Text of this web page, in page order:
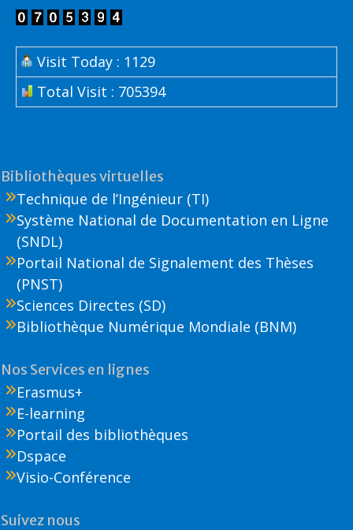
Visit Today : 1129
Total Visit : 705394
Bibliothèques virtuelles
Technique de l’Ingénieur (TI)
Système National de Documentation en Ligne
(SNDL)
Portail National de Signalement des Thèses
(PNST)
Sciences Directes (SD)
Bibliothèque Numérique Mondiale (BNM)
Nos Services en lignes
Erasmus+
E-learning
Portail des bibliothèques
Dspace
Visio-Conférence
Suivez nous